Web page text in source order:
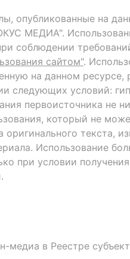
опубликованные на
МЕДИА".
соблюдении
сайтом".
на данном ресурсе,
следующих условий:
первоисточника не
который не
текста,
Использование
при условии
медиа в Реестре